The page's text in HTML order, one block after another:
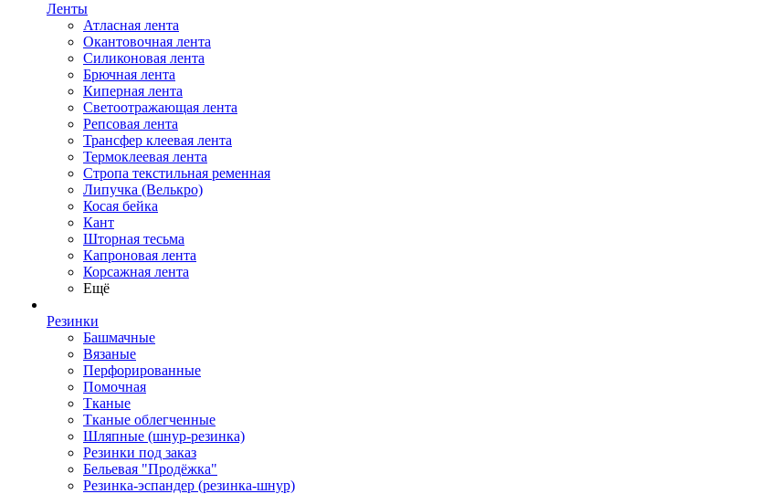
Ленты
Атласная лента
Окантовочная лента
Силиконовая лента
Брючная лента
Киперная лента
Светоотражающая лента
Репсовая лента
Трансфер клеевая лента
Термоклеевая лента
Стропа текстильная ременная
Липучка (Велькро)
Косая бейка
Кант
Шторная тесьма
Капроновая лента
Корсажная лента
Ещё
Резинки
Башмачные
Вязаные
Перфорированные
Помочная
Тканые
Тканые облегченные
Шляпные (шнур-резинка)
Резинки под заказ
Бельевая "Продёжка"
Резинка-эспандер (резинка-шнур)